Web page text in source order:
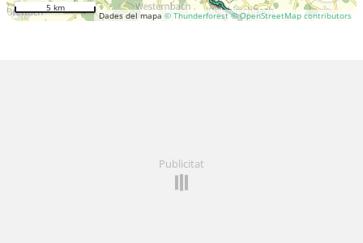
Dades del mapa© Thunderforest © OpenStreetMap contributors
5 km
Publicitat